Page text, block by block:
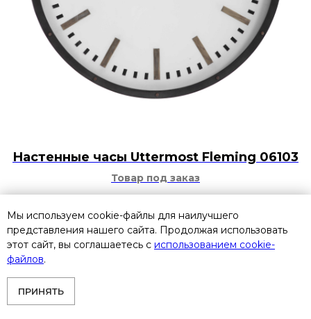
Настенные часы Uttermost Fleming 06103
Товар под заказ
Мы используем cookie-файлы для наилучшего
представления нашего сайта. Продолжая использовать
этот сайт, вы соглашаетесь с использованием cookie-
файлов.
ПРИНЯТЬ